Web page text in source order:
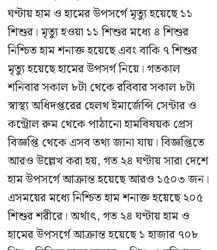
ঘণ্টায় হাম ও হামের উপসর্গে মৃত্যু হয়েছে ১১
শিশুর। মৃত্যু হওয়া ১১ শিশুর মধ্যে ৪ শিশুর
নিশ্চিত হাম শনাক্ত হয়েছে এবং বাকি ৭ শিশুর
মৃত্যু হয়েছে হামের উপসর্গ নিয়ে। গতকাল
শনিবার সকাল ৮টা থেকে রবিবার সকাল ৮টা
স্বাস্থ্য অধিদপ্তরের হেলথ ইমার্জেন্সি সেন্টার ও
কন্ট্রোল রুম থেকে পাঠানো হামবিষয়ক প্রেস
বিজ্ঞপ্তি থেকে এসব তথ্য জানা যায়। বিজ্ঞপ্তিতে
আরও উল্লেখ করা হয়, গত ২৪ ঘণ্টায় সারা দেশে
হাম উপসর্গে আক্রান্ত হয়েছে আরও ১৫০৩ জন।
এসময়ের মধ্যে নিশ্চিত হাম শনাক্ত হয়েছে ২০৫
শিশুর শরীরে। অর্থাৎ, গত ২৪ ঘণ্টায় হাম ও
হামের উপসর্গে আক্রান্ত হয়েছে ১ হাজার ৭০৮